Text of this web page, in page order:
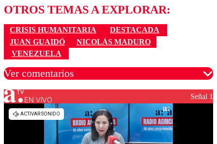
OTROS TEMAS A EXPLORAR:
CRISIS HUMANITARIA
DESTACADA
JUAN GUAIDÓ
NICOLÁS MADURO
VENEZUELA
Ver comentarios
Los comentarios son moderados para garantizar un
diálogo respetuoso.
EN VIVO Señal 1